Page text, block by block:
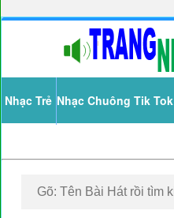
Nhạc Trẻ Nhạc Chuông Tik Tok